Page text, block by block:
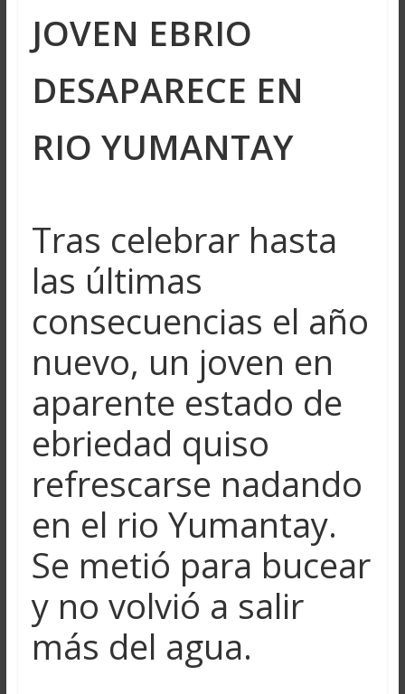
JOVEN EBRIO
DESAPARECE EN
RIO YUMANTAY
Tras celebrar hasta
las últimas
consecuencias el año
nuevo, un joven en
aparente estado de
ebriedad quiso
refrescarse nadando
en el rio Yumantay.
Se metió para bucear
y no volvió a salir
más del agua.